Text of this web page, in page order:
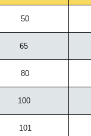
50
65
80
100
101